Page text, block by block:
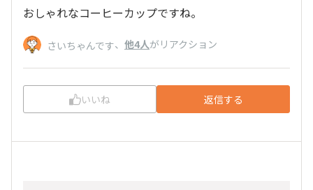
おしゃれなコーヒーカップですね。
さいちゃんです、 他4人がリアクション
いいね 返信する